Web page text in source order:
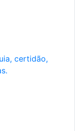
certidão,